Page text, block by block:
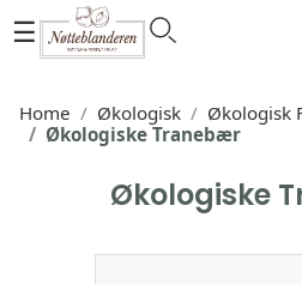
☰
Home Økologisk
Økologisk
Økologiske Tranebær
Økologiske